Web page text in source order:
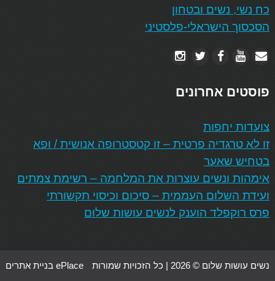
כח נשי, נשים ובטחון
הסכסוך הישראלי-פלסטיני
פוסטים אחרונים
צועדות יחפות
זו לא טרגדיה פרטית – זו קטסטרופה אנושית / ופא
בטחיש שאער
אימהות ונשים עוצרות את המלחמה – רשימת צמתים
ועידת השלום העממית – סיכום וכיסוי תקשורתי
פרס רוקפלד הוענק לנשים עושות שלום
נשים עושות שלום © 2026 | כל הזכויות שמורות ePlace בניית אתרים